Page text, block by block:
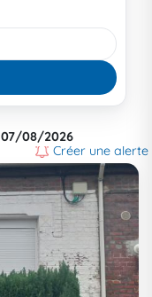
07/08/2026
Créer une alerte